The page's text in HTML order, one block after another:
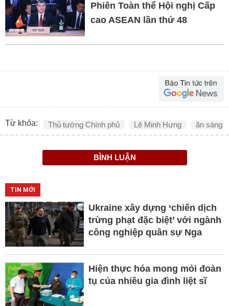
Phiên Toàn thể Hội nghị Cấp
cao ASEAN lần thứ 48
Từ khóa: Thủ tướng Chính phủ Lê Minh Hưng ăn sáng
BÌNH LUẬN
TIN MỚI
Ukraine xây dựng ‘chiến dịch
trừng phạt đặc biệt’ với ngành
công nghiệp quân sự Nga
Hiện thực hóa mong mỏi đoàn
tụ của nhiều gia đình liệt sĩ